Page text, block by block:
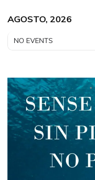
AGOSTO, 2026
NO EVENTS